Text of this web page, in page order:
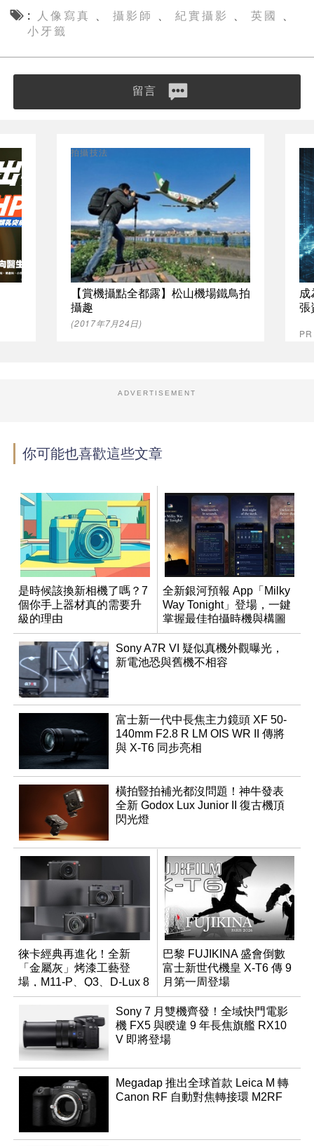
人像寫真 攝影師 紀實攝影 英國
小牙籤
留言
【賞機攝點全都露】松山機場鐵鳥拍
攝趣
拍攝技法
(2017年7月24日)
張
ADVERTISEMENT
你可能也喜歡這些文章
是時候該換新相機了嗎？7
個你手上器材真的需要升
級的理由
全新銀河預報 App「Milky
Way Tonight」登場，一鍵
掌握最佳拍攝時機與構圖
Sony A7R VI 疑似真機外觀曝光，
新電池恐與舊機不相容
富士新一代中長焦主力鏡頭 XF 50-
140mm F2.8 R LM OIS WR II 傳將
與 X-T6 同步亮相
橫拍豎拍補光都沒問題！神牛發表
全新 Godox Lux Junior II 復古機頂
閃光燈
徠卡經典再進化！全新
「金屬灰」烤漆工藝登
場，M11-P、Q3、D-Lux 8
領銜換裝
巴黎 FUJIKINA 盛會倒數
富士新世代機皇 X-T6 傳 9
月第一周登場
Sony 7 月雙機齊發！全域快門電影
機 FX5 與睽違 9 年長焦旗艦 RX10
V 即將登場
Megadap 推出全球首款 Leica M 轉
Canon RF 自動對焦轉接環 M2RF